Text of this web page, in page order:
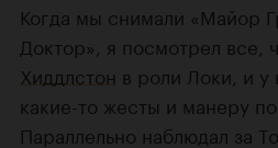
Когда мы снимали «Майор
Доктор», я посмотрел все,
Хиддлстон в роли Локи, и у
какие-то жесты и манеру
Параллельно наблюдал за